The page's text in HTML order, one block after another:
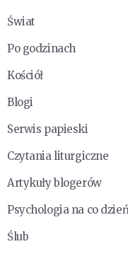
Świat
Po godzinach
Kościół
Blogi
Serwis papieski
Czytania liturgiczne
Artykuły blogerów
Psychologia na co
Ślub